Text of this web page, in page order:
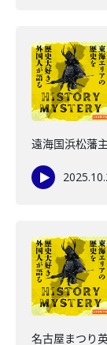
遠海国浜松藩
名古屋まつり